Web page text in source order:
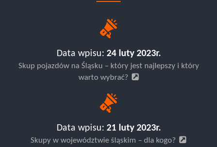
Data wpisu: 24 luty 2023r.
Skup pojazdów na Śląsku – który jest najlepszy i który
warto wybrać?
Data wpisu: 21 luty 2023r.
Skupy w województwie śląskim – dla kogo?